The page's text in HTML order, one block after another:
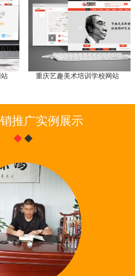
重庆艺趣美术培训学校网站
推广实例展示